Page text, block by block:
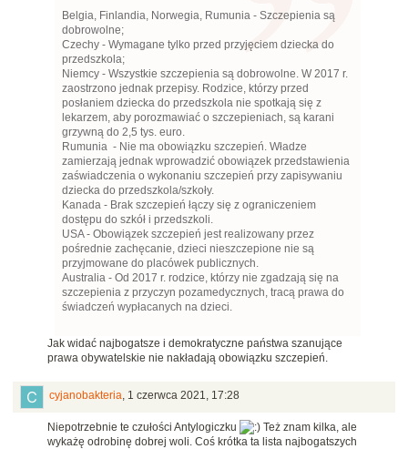
Belgia, Finlandia, Norwegia, Rumunia - Szczepienia są
dobrowolne;
Czechy - Wymagane tylko przed przyjęciem dziecka do
przedszkola;
Niemcy - Wszystkie szczepienia są dobrowolne. W 2017 r.
zaostrzono jednak przepisy. Rodzice, którzy przed
posłaniem dziecka do przedszkola nie spotkają się z
lekarzem, aby porozmawiać o szczepieniach, są karani
grzywną do 2,5 tys. euro.
Rumunia - Nie ma obowiązku szczepień. Władze
zamierzają jednak wprowadzić obowiązek przedstawienia
zaświadczenia o wykonaniu szczepień przy zapisywaniu
dziecka do przedszkola/szkoły.
Kanada - Brak szczepień łączy się z ograniczeniem
dostępu do szkół i przedszkoli.
USA - Obowiązek szczepień jest realizowany przez
pośrednie zachęcanie, dzieci nieszczepione nie są
przyjmowane do placówek publicznych.
Australia - Od 2017 r. rodzice, którzy nie zgadzają się na
szczepienia z przyczyn pozamedycznych, tracą prawa do
świadczeń wypłacanych na dzieci.
Jak widać najbogatsze i demokratyczne państwa szanujące
prawa obywatelskie nie nakładają obowiązku szczepień.
cyjanobakteria, 1 czerwca 2021, 17:28
Niepotrzebnie te czułości Antylogiczku
Też znam kilka, ale
wykażę odrobinę dobrej woli. Coś krótka ta lista najbogatszych